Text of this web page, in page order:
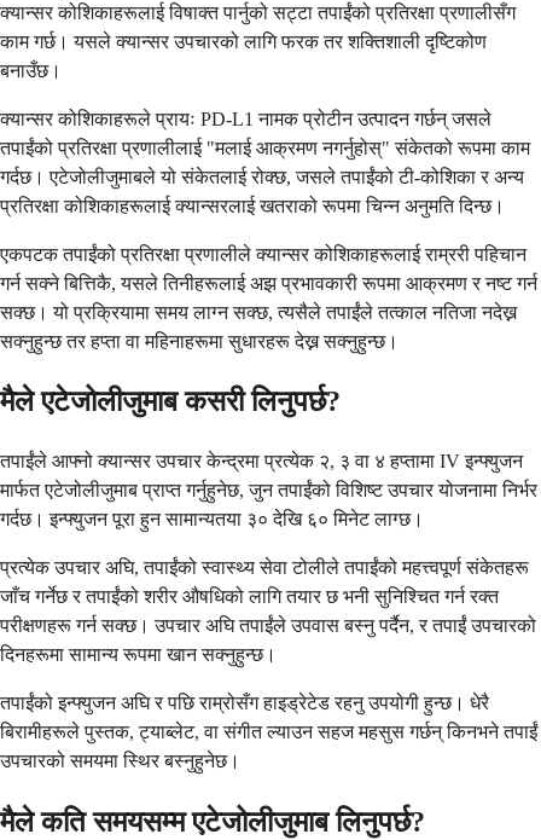
क्यान्सर कोशिकाहरूलाई विषाक्त पार्नुको सट्टा तपाईंको प्रतिरक्षा प्रणालीसँग
काम गर्छ। यसले क्यान्सर उपचारको लागि फरक तर शक्तिशाली दृष्टिकोण
बनाउँछ।
क्यान्सर कोशिकाहरूले प्रायः PD-L1 नामक प्रोटीन उत्पादन गर्छन् जसले
तपाईंको प्रतिरक्षा प्रणालीलाई "मलाई आक्रमण नगर्नुहोस्" संकेतको रूपमा काम
गर्दछ। एटेजोलीजुमाबले यो संकेतलाई रोक्छ, जसले तपाईंको टी-कोशिका र अन्य
प्रतिरक्षा कोशिकाहरूलाई क्यान्सरलाई खतराको रूपमा चिन्न अनुमति दिन्छ।
एकपटक तपाईंको प्रतिरक्षा प्रणालीले क्यान्सर कोशिकाहरूलाई राम्ररी पहिचान
गर्न सक्ने बित्तिकै, यसले तिनीहरूलाई अझ प्रभावकारी रूपमा आक्रमण र नष्ट गर्न
सक्छ। यो प्रक्रियामा समय लाग्न सक्छ, त्यसैले तपाईंले तत्काल नतिजा नदेख्न
सक्नुहुन्छ तर हप्ता वा महिनाहरूमा सुधारहरू देख्न सक्नुहुन्छ।
मैले एटेजोलीजुमाब कसरी लिनुपर्छ?
तपाईंले आफ्नो क्यान्सर उपचार केन्द्रमा प्रत्येक २, ३ वा ४ हप्तामा IV इन्फ्युजन
मार्फत एटेजोलीजुमाब प्राप्त गर्नुहुनेछ, जुन तपाईंको विशिष्ट उपचार योजनामा निर्भर
गर्दछ। इन्फ्युजन पूरा हुन सामान्यतया ३० देखि ६० मिनेट लाग्छ।
प्रत्येक उपचार अघि, तपाईंको स्वास्थ्य सेवा टोलीले तपाईंको महत्त्वपूर्ण संकेतहरू
जाँच गर्नेछ र तपाईंको शरीर औषधिको लागि तयार छ भनी सुनिश्चित गर्न रक्त
परीक्षणहरू गर्न सक्छ। उपचार अघि तपाईंले उपवास बस्नु पर्दैन, र तपाईं उपचारको
दिनहरूमा सामान्य रूपमा खान सक्नुहुन्छ।
तपाईंको इन्फ्युजन अघि र पछि राम्रोसँग हाइड्रेटेड रहनु उपयोगी हुन्छ। धेरै
बिरामीहरूले पुस्तक, ट्याब्लेट, वा संगीत ल्याउन सहज महसुस गर्छन् किनभने तपाईं
उपचारको समयमा स्थिर बस्नुहुनेछ।
मैले कति समयसम्म एटेजोलीजुमाब लिनुपर्छ?